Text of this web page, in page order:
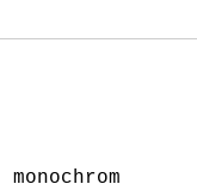
monochrom